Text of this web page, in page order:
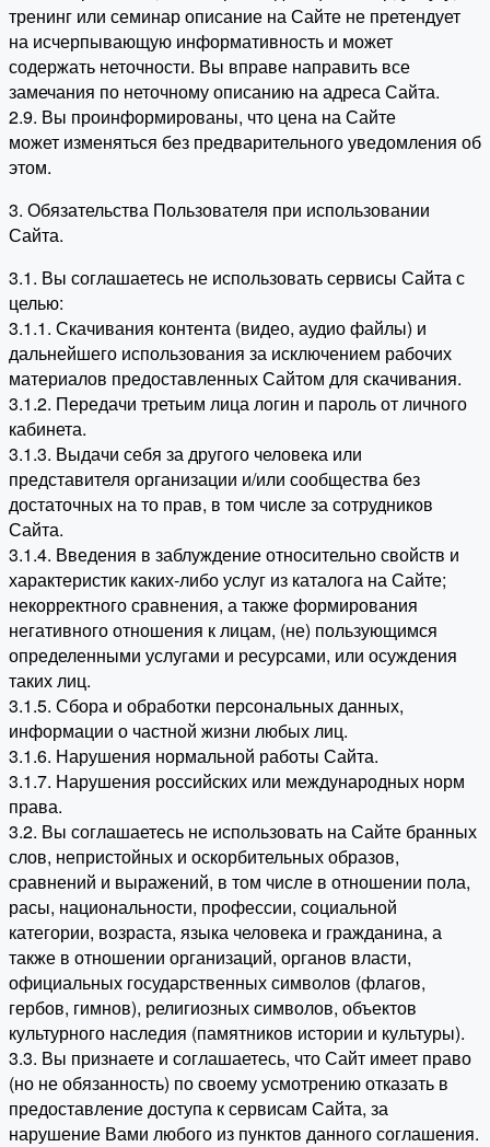
тренинг или семинар описание на Сайте не претендует
на исчерпывающую информативность и может
содержать неточности. Вы вправе направить все
замечания по неточному описанию на адреса Сайта.
2.9. Вы проинформированы, что цена на Сайте
может изменяться без предварительного уведомления об
этом.
3. Обязательства Пользователя при использовании
Сайта.
3.1. Вы соглашаетесь не использовать сервисы Сайта с
целью:
3.1.1. Скачивания контента (видео, аудио файлы) и
дальнейшего использования за исключением рабочих
материалов предоставленных Сайтом для скачивания.
3.1.2. Передачи третьим лица логин и пароль от личного
кабинета.
3.1.3. Выдачи себя за другого человека или
представителя организации и/или сообщества без
достаточных на то прав, в том числе за сотрудников
Сайта.
3.1.4. Введения в заблуждение относительно свойств и
характеристик каких-либо услуг из каталога на Сайте;
некорректного сравнения, а также формирования
негативного отношения к лицам, (не) пользующимся
определенными услугами и ресурсами, или осуждения
таких лиц.
3.1.5. Сбора и обработки персональных данных,
информации о частной жизни любых лиц.
3.1.6. Нарушения нормальной работы Сайта.
3.1.7. Нарушения российских или международных норм
права.
3.2. Вы соглашаетесь не использовать на Сайте бранных
слов, непристойных и оскорбительных образов,
сравнений и выражений, в том числе в отношении пола,
расы, национальности, профессии, социальной
категории, возраста, языка человека и гражданина, а
также в отношении организаций, органов власти,
официальных государственных символов (флагов,
гербов, гимнов), религиозных символов, объектов
культурного наследия (памятников истории и культуры).
3.3. Вы признаете и соглашаетесь, что Сайт имеет право
(но не обязанность) по своему усмотрению отказать в
предоставление доступа к сервисам Сайта, за
нарушение Вами любого из пунктов данного соглашения.